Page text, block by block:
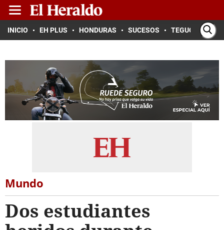
INICIO EH PLUS HONDURAS SUCESOS TEGUCIGALPA
Mundo
Dos estudiantes